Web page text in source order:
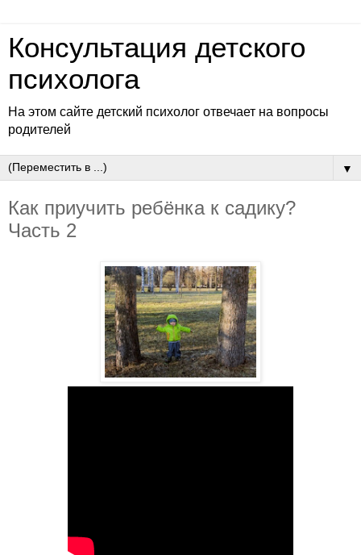
Консультация детского
психолога
На этом сайте детский психолог отвечает на вопросы
родителей
▼
Как приучить ребёнка к садику?
Часть 2